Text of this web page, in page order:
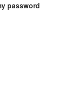
password